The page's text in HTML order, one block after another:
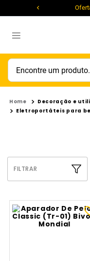
Encontre um
Decoração e
Eletroportáteis para
FILTRAR